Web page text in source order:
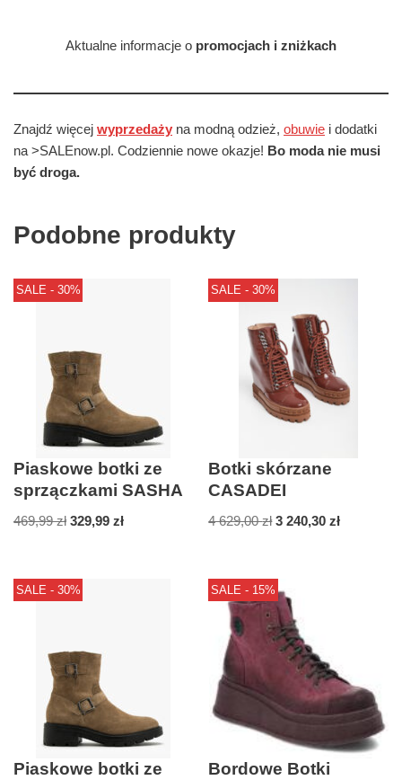
Aktualne informacje o promocjach i zniżkach
Znajdź więcej wyprzedaży na modną odzież, obuwie i dodatki
na >SALEnow.pl. Codziennie nowe okazje! Bo moda nie musi
być droga.
Podobne produkty
SALE - 30%
Piaskowe botki ze
sprzączkami SASHA
469,99zł 329,99 zł
SALE - 30%
Botki skórzane
CASADEI
4 629,00zł 3 240,30zł
SALE - 30%
Piaskowe botki ze
SALE - 15%
Bordowe Botki